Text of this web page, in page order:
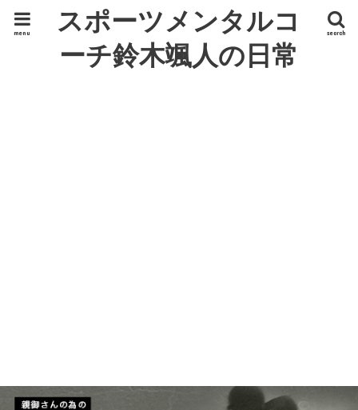
スポーツメンタルコ
ーチ鈴木颯人の日常
search
menu